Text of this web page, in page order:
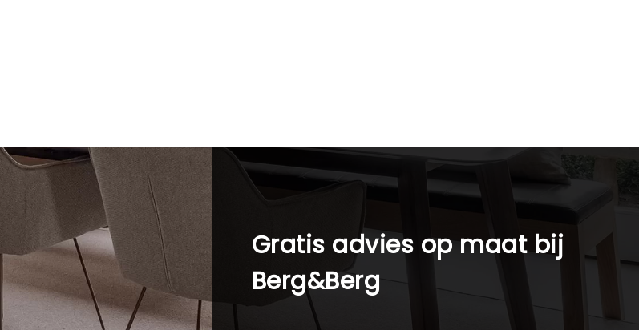
Gratis advies op maat bij
Berg&Berg